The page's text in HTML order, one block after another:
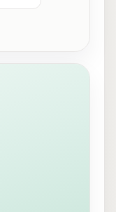
nahe dem